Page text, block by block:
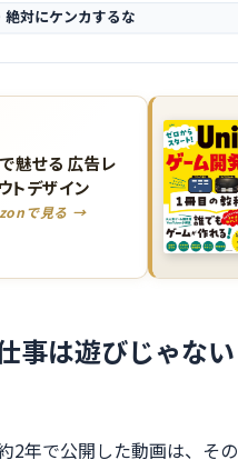
対にケンカするな
魅せる 広告レ
トデザイン
で見る →
は遊びじゃな
2年で公開した動画は、そ